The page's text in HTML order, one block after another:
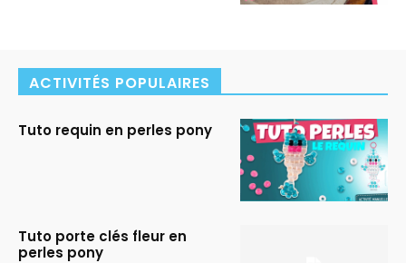
ACTIVITÉS POPULAIRES
Tuto requin en perles pony
Tuto porte clés fleur en
perles pony